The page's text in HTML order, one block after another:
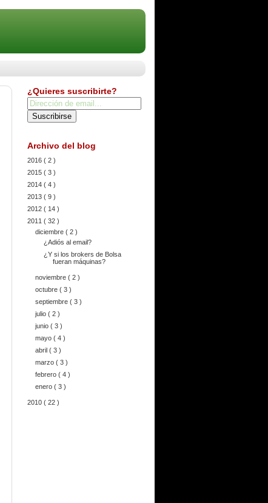
¿Quieres suscribirte?
Archivo del blog
2016 ( 2 )
2015 ( 3 )
2014 ( 4 )
2013 ( 9 )
2012 ( 14 )
2011 ( 32 )
diciembre ( 2 )
¿Adiós al email?
¿Y si los brokers de Bolsa
fueran máquinas?
noviembre ( 2 )
octubre ( 3 )
septiembre ( 3 )
julio ( 2 )
junio ( 3 )
mayo ( 4 )
abril ( 3 )
marzo ( 3 )
febrero ( 4 )
enero ( 3 )
2010 ( 22 )